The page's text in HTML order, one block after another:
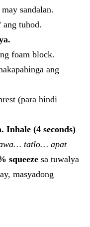
sandalan.
ang tuhod.
foam block.
ang
(para hindi
Inhale (4 seconds)
tatlo… apat
squeeze sa tuwalya
masyadong